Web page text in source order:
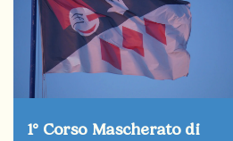
1° Corso Mascherato di